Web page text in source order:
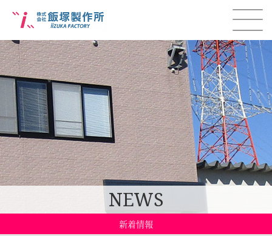
NEWS
新着情報